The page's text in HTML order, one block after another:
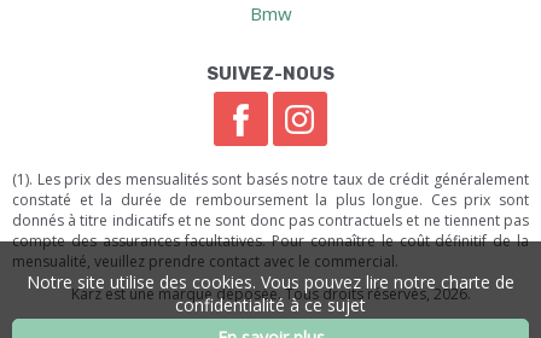
Bmw
SUIVEZ-NOUS
(1). Les prix des mensualités sont basés notre taux de crédit généralement
constaté et la durée de remboursement la plus longue. Ces prix sont
donnés à titre indicatifs et ne sont donc pas contractuels et ne tiennent pas
compte des assurances facultatives. Pour connaître le coût définitif de la
mensualité, veuillez prendre contact avec le commercial.
Karz est une marque déposée. Tous droits réservés, 2026.
Notre site utilise des cookies. Vous pouvez lire notre charte de
confidentialité à ce sujet